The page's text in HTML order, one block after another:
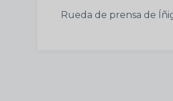
Rueda de prensa de